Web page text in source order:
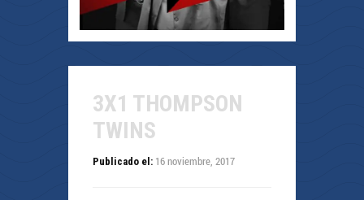
3X1 THOMPSON
TWINS
Publicado el: 16 noviembre, 2017